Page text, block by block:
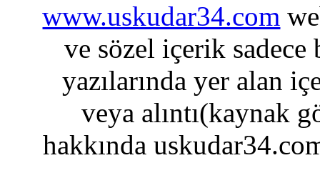
www.uskudar34.com
ve sözel içerik sadece
yazılarında yer alan
veya alıntı(kaynak
hakkında